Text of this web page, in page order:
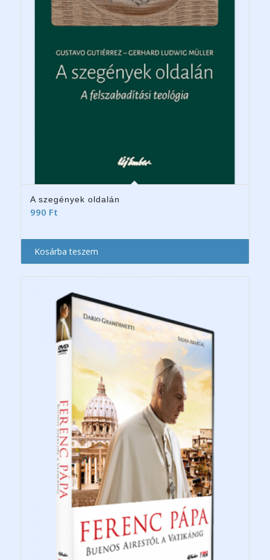
A szegények oldalán
990 Ft
Kosárba teszem